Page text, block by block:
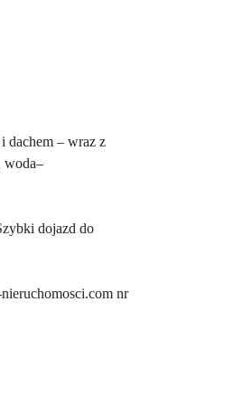
dachem – wraz z
woda–
dojazd do
nr